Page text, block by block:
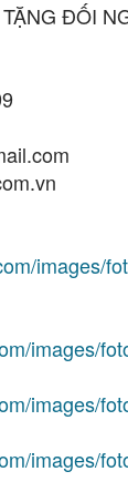
ĐỐI
images/
images/
images/
images/